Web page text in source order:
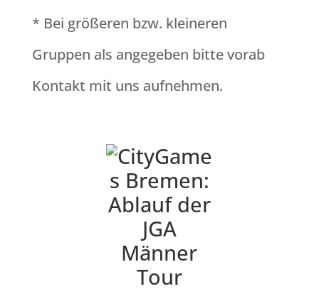
* Bei größeren bzw. kleineren
Gruppen als angegeben bitte vorab
Kontakt mit uns aufnehmen.